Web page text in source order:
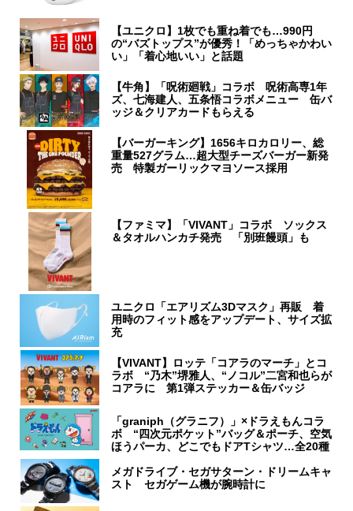
【ユニクロ】1枚でも重ね着でも…990円
の“バズトップス”が優秀！「めっちゃかわい
い」「着心地いい」と話題
【牛角】「呪術廻戦」コラボ 呪術高専1年
ズ、七海建人、五条悟コラボメニュー 缶バ
ッジ＆クリアカードもらえる
【バーガーキング】1656キロカロリー、総
重量527グラム…超大型チーズバーガー新発
売 特製ガーリックマヨソース採用
【ファミマ】「VIVANT」コラボ ソックス
＆タオルハンカチ発売 「別班饅頭」も
ユニクロ「エアリズム3Dマスク」再販 着
用時のフィット感をアップデート、サイズ拡
充
【VIVANT】ロッテ「コアラのマーチ」とコ
ラボ “乃木”堺雅人、“ノコル”二宮和也らが
コアラに 第1弾ステッカー＆缶バッジ
「graniph（グラニフ）」×ドラえもんコラ
ボ “四次元ポケット”バッグ＆ポーチ、空気
ほうパーカ、どこでもドアTシャツ…全20種
メガドライブ・セガサターン・ドリームキャ
スト セガゲーム機が腕時計に